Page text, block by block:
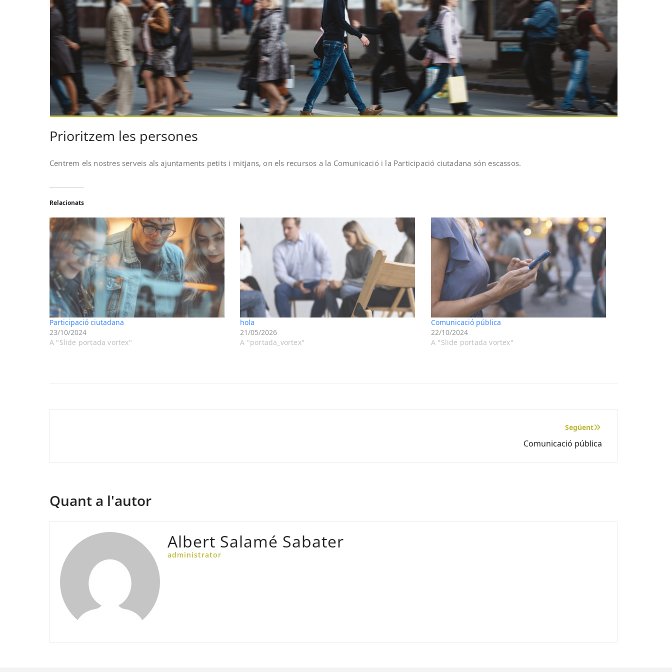
Prioritzem les persones
Centrem els nostres serveis als ajuntaments petits i mitjans, on els recursos a la Comunicació i la Participació ciutadana són escassos.
Relacionats
Participació ciutadana
23/10/2024
A "Slide portada vortex"
hola
21/05/2026
A "portada_vortex"
Comunicació pública
22/10/2024
A "Slide portada vortex"
Següent
Comunicació pública
Quant a l'autor
Albert Salamé Sabater
administrator